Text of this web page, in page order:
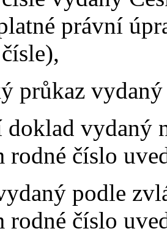
právní
průkaz
doklad vydaný
rodné číslo
podle
rodné číslo